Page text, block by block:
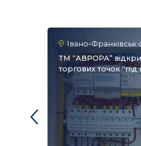
Івано-Франківськ
ТМ “АВРОРА”
торгових точок “під